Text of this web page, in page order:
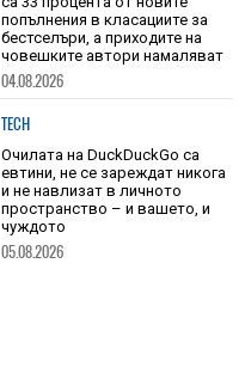
TECH
Книгите, създадени от ИИ, вече
са 33 процента от новите
попълнения в класациите за
бестселъри, а приходите на
човешките автори намаляват
04.08.2026
TECH
Очилата на DuckDuckGo са
евтини, не се зареждат никога
и не навлизат в личното